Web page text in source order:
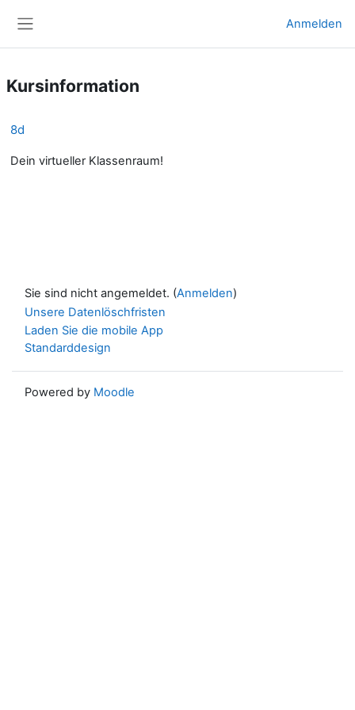
Anmelden
Kursinformation
8d
Dein virtueller Klassenraum!
Sie sind nicht angemeldet. (Anmelden)
Unsere Datenlöschfristen
Laden Sie die mobile App
Standarddesign
Powered by Moodle